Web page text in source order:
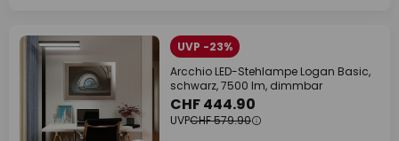
UVP -23%
Arcchio LED-Stehlampe Logan Basic,
schwarz, 7500 lm, dimmbar
CHF 444.90
UVPCHF 579.90